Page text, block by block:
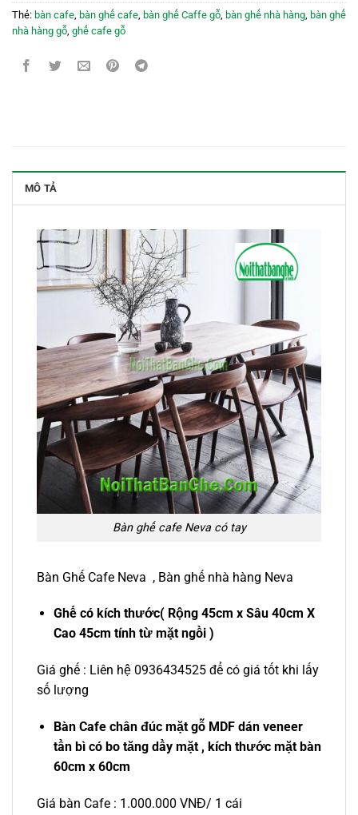
Thẻ: bàn cafe, bàn ghế cafe, bàn ghế Caffe gỗ, bàn ghế nhà hàng, bàn ghế
nhà hàng gỗ, ghế cafe gỗ
MÔ TẢ
Bàn ghế cafe Neva có tay
Bàn Ghế Cafe Neva , Bàn ghế nhà hàng Neva
Ghế có kích thước( Rộng 45cm x Sâu 40cm X
Cao 45cm tính từ mặt ngồi )
Giá ghế : Liên hệ 0936434525 để có giá tốt khi lấy
số lượng
Bàn Cafe chân đúc mặt gỗ MDF dán veneer
tần bì có bo tăng dầy mặt , kích thước mặt bàn
60cm x 60cm
Giá bàn Cafe : 1.000.000 VNĐ/ 1 cái